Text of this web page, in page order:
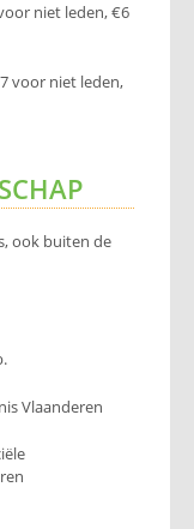
niet leden, €6
voor niet leden,
ook buiten de
Vlaanderen